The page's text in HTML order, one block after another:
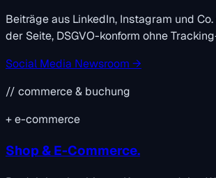
Beiträge aus LinkedIn, Instagram und
der Seite, DSGVO-konform ohne
Social Media Newsroom →
// commerce & buchung
+e-commerce
Shop & E-Commerce.